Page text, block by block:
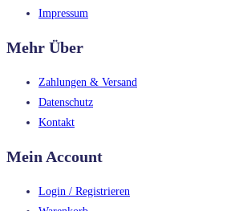
Impressum
Mehr Über
Zahlungen & Versand
Datenschutz
Kontakt
Mein Account
Login / Registrieren